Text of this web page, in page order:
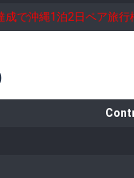
成で沖縄1泊2日ペア旅行